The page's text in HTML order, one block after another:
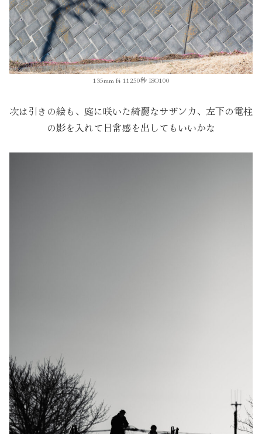
135mm f4 11250秒 ISO100
次は引きの絵も、庭に咲いた綺麗なサザンカ、左下の電柱
の影を入れて日常感を出してもいいかな